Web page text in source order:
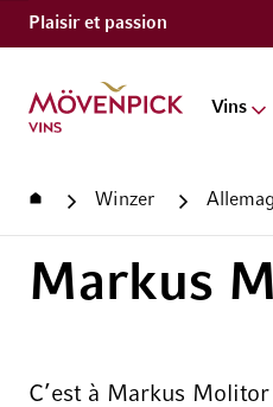
Plaisir et passion
Aller à la page d'accueil
Vins
Accueil Winzer
Markus
C’est à Markus